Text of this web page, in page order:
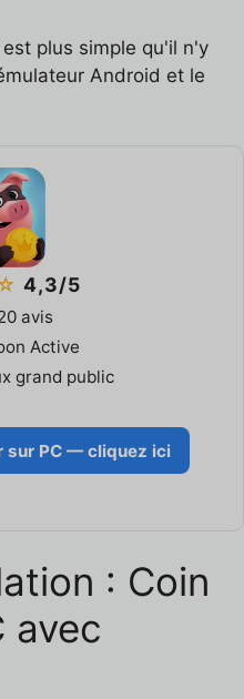
est plus simple qu'il n'y
Android et le
4,3/5
avis
Active
grand public
sur PC — cliquez ici
: Coin
avec